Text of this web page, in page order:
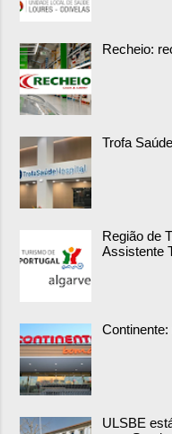
Recheio:
Trofa
Região de
Assistente
ULSBE